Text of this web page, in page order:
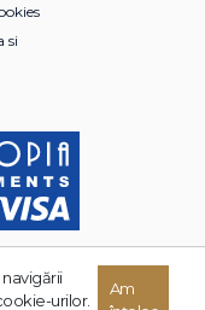
si
rezervate.
urilor.
Am